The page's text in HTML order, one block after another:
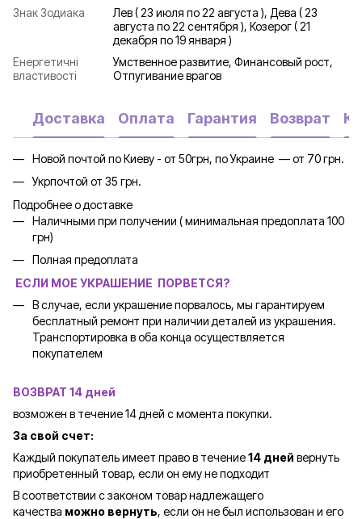
Знак Зодиака
Лев ( 23 июля по 22 августа ), Дева ( 23
августа по 22 сентября ), Козерог ( 21
декабря по 19 января )
Енергетичні
властивості
Умственное развитие, Финансовый рост,
Отпугивание врагов
Доставка Оплата Гарантия Возврат
Новой почтой по Киеву - от 50грн, по Украине — от 70 грн.
Укрпочтой от 35 грн.
Подробнее о доставке
Наличными при получении ( минимальная предоплата 100
грн)
Полная предоплата
ЕСЛИ МОЕ УКРАШЕНИЕ ПОРВЕТСЯ?
В случае, если украшение порвалось, мы гарантируем
бесплатный ремонт при наличии деталей из украшения.
Транспортировка в оба конца осуществляется
покупателем
ВОЗВРАТ 14 дней
возможен в течение 14 дней с момента покупки.
За свой счет:
Каждый покупатель имеет право в течение14 дней вернуть
приобретенный товар, если он ему не подходит
В соответствии с законом товар надлежащего
качества можно вернуть, если он не был использован и его